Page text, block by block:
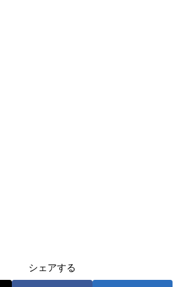
シェアする